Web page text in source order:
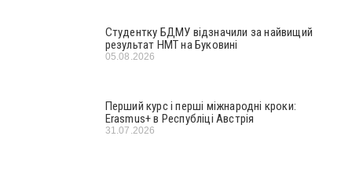
Студентку БДМУ відзначили за найвищий
результат НМТ на Буковині
05.08.2026
Перший курс і перші міжнародні кроки:
Erasmus+ в Республіці Австрія
31.07.2026